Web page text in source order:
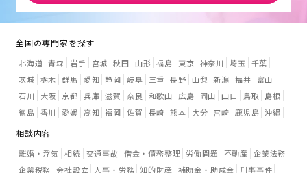
全国の専門家を探す
北海道 青森 岩手 宮城 秋田 山形 福島 東京 神奈川 埼玉
千葉
茨城 栃木 群馬 愛知 静岡 岐阜 三重 長野 山梨 新潟 福井
富山
石川
大阪 京都 兵庫 滋賀 奈良 和歌山 広島 岡山 山口 鳥取
島根
徳島 香川 愛媛 高知 福岡 佐賀 長崎 熊本 大分 宮崎 鹿児島 沖縄
相談内容
離婚・浮気 相続 交通事故 借金・債務整理 労働問題 不動産 企業法務
企業税務 会社設立 人事・労務 知的財産 補助金・助成金 刑事事件